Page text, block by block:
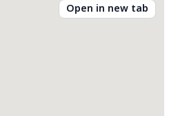
Open in new tab